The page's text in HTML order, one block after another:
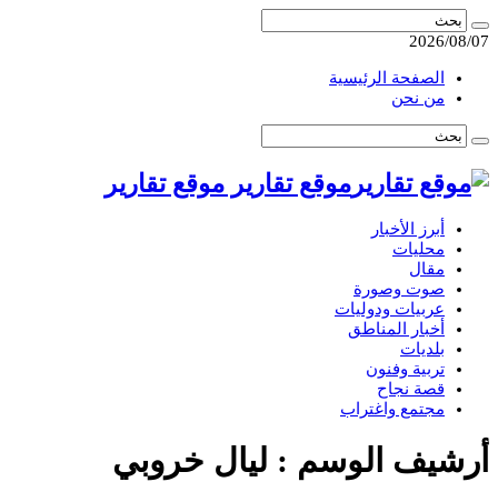
2026/08/07
الصفحة الرئيسية
من نحن
موقع تقارير موقع تقارير
أبرز الأخبار
محليات
مقال
صوت وصورة
عربيات ودوليات
أخبار المناطق
بلديات
تربية وفنون
قصة نجاح
مجتمع واغتراب
أرشيف الوسم : ليال خروبي